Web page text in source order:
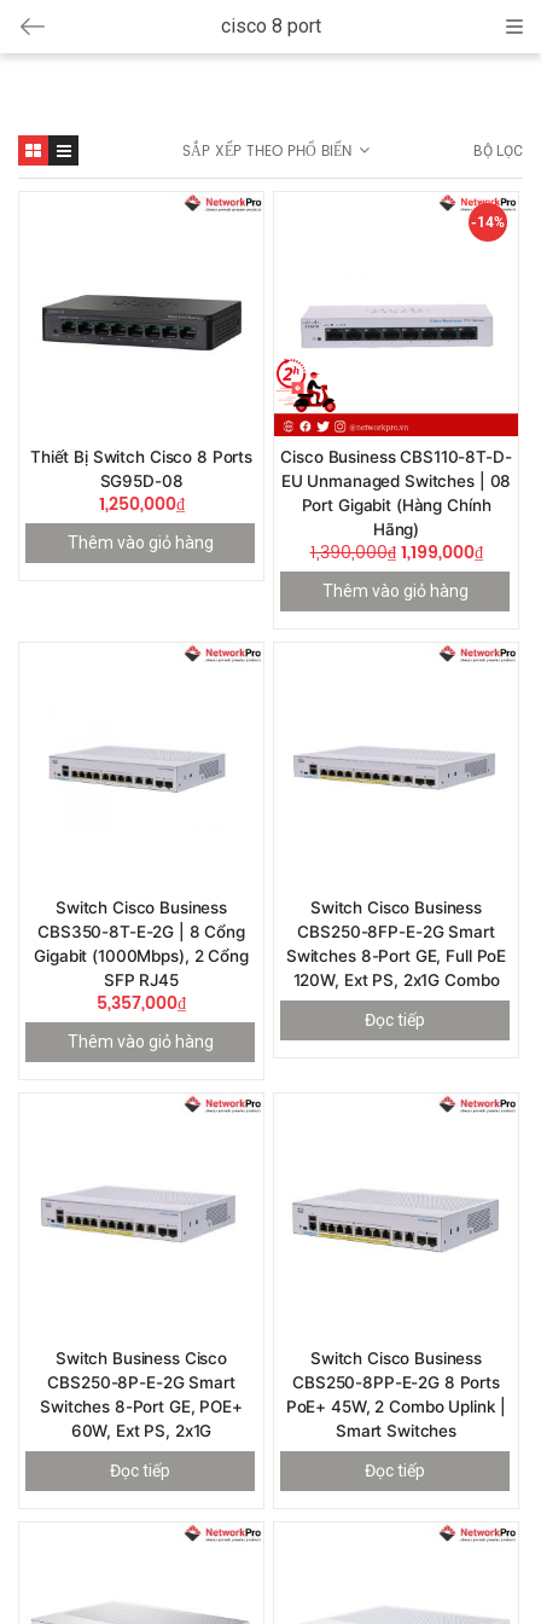
cisco 8 port
SẮP XẾP THEO PHỔ BIẾN BỘ LỌC
Thiết Bị Switch Cisco 8 Ports
SG95D-08
1,250,000₫
Thêm vào giỏ hàng
-14%
Cisco Business CBS110-8T-D-
EU Unmanaged Switches | 08
Port Gigabit (Hàng Chính
Hãng)
1,390,000₫1,199,000₫
Thêm vào giỏ hàng
Switch Cisco Business
CBS350-8T-E-2G | 8 Cổng
Gigabit (1000Mbps), 2 Cổng
SFP RJ45
5,357,000₫
Thêm vào giỏ hàng
Switch Cisco Business
CBS250-8FP-E-2G Smart
Switches 8-Port GE, Full PoE
120W, Ext PS, 2x1G Combo
Đọc tiếp
Switch Business Cisco
CBS250-8P-E-2G Smart
Switches 8-Port GE, POE+
60W, Ext PS, 2x1G
Đọc tiếp
Switch Cisco Business
CBS250-8PP-E-2G 8 Ports
PoE+ 45W, 2 Combo Uplink |
Smart Switches
Đọc tiếp